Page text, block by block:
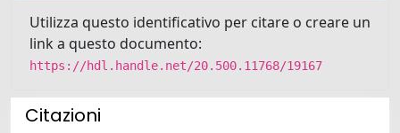
Utilizza questo identificativo per citare o creare un
link a questo documento:
https://hdl.handle.net/20.500.11768/19167
Citazioni